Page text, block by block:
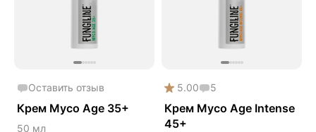
Оставить отзыв
Крем Myco Age 35+
50 мл
5.00 5
Крем Myco Age Intense
45+